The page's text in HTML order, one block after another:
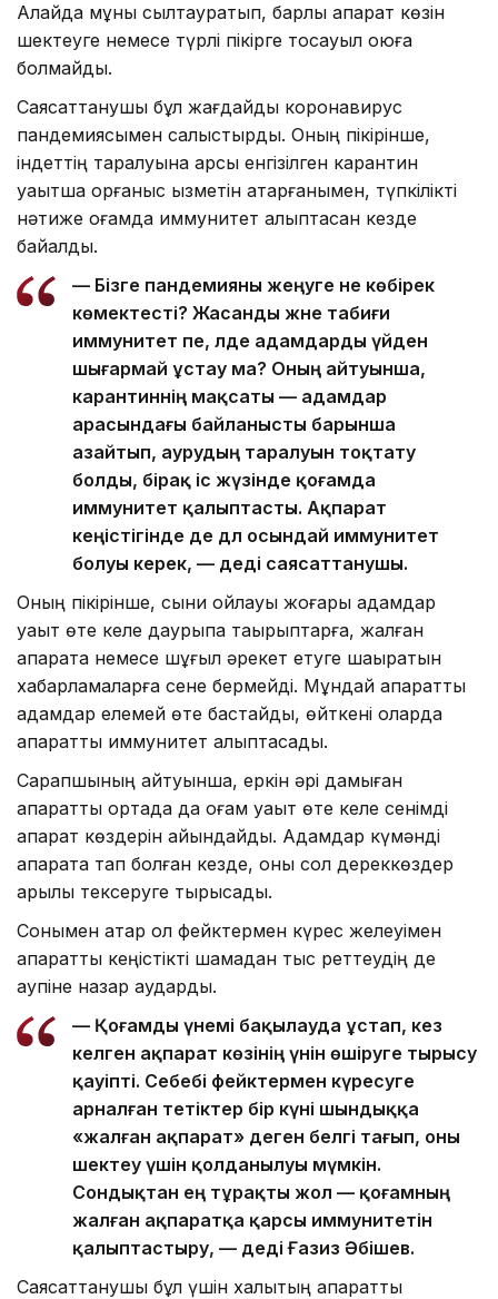
Алайда мұны сылтауратып, барлық ақпарат көзін
шектеуге немесе түрлі пікірге тосқауыл қоюға
болмайды.
Саясаттанушы бұл жағдайды коронавирус
пандемиясымен салыстырды. Оның пікірінше,
індеттің таралуына қарсы енгізілген карантин
уақытша қорғаныс қызметін атқарғанымен, түпкілікті
нәтиже қоғамда иммунитет қалыптасқан кезде
байқалды.
— Бізге пандемияны жеңуге не көбірек
көмектесті? Жасанды және табиғи
иммунитет пе, әлде адамдарды үйден
шығармай ұстау ма? Оның айтуынша,
карантиннің мақсаты — адамдар
арасындағы байланысты барынша
азайтып, аурудың таралуын тоқтату
болды, бірақ іс жүзінде қоғамда
иммунитет қалыптасты. Ақпарат
кеңістігінде де дәл осындай иммунитет
болуы керек, — деді саясаттанушы.
Оның пікірінше, сыни ойлауы жоғары адамдар
уақыт өте келе даурықпа тақырыптарға, жалған
ақпаратқа немесе шұғыл әрекет етуге шақыратын
хабарламаларға сене бермейді. Мұндай ақпаратты
адамдар елемей өте бастайды, өйткені оларда
ақпараттық иммунитет қалыптасады.
Сарапшының айтуынша, еркін әрі дамыған
ақпараттық ортада да қоғам уақыт өте келе сенімді
ақпарат көздерін айқындайды. Адамдар күмәнді
ақпаратқа тап болған кезде, оны сол дереккөздер
арқылы тексеруге тырысады.
Сонымен қатар ол фейктермен күрес желеуімен
ақпараттық кеңістікті шамадан тыс реттеудің де
қаупіне назар аударды.
— Қоғамды үнемі бақылауда ұстап, кез
келген ақпарат көзінің үнін өшіруге тырысу
қауіпті. Себебі фейктермен күресуге
арналған тетіктер бір күні шындыққа
«жалған ақпарат» деген белгі тағып, оны
шектеу үшін қолданылуы мүмкін.
Сондықтан ең тұрақты жол — қоғамның
жалған ақпаратқа қарсы иммунитетін
қалыптастыру, — деді Ғазиз Әбішев.
Саясаттанушы бұл үшін халықтың ақпараттық